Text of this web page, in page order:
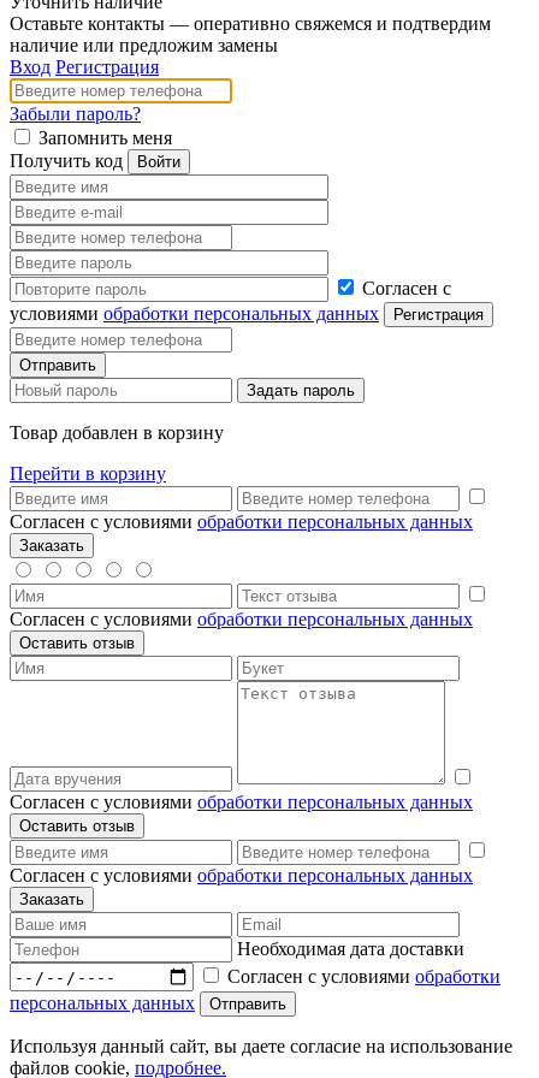
Оставьте контакты — оперативно свяжемся и подтвердим
наличие или предложим замены
Вход Регистрация
Забыли пароль?
Запомнить меня
Получить код
Согласен с
условиями обработки персональных данных
Товар добавлен в корзину
Перейти в корзину
Согласен с условиями обработки персональных данных
Согласен с условиями обработки персональных данных
Согласен с условиями обработки персональных данных
Согласен с условиями обработки персональных данных
Необходимая дата доставки
Согласен с условиями обработки
персональных данных
Используя данный сайт, вы даете согласие на использование
файлов cookie, подробнее.